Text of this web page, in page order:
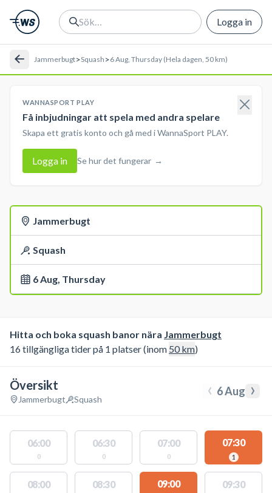
Logga in
Jammerbugt>Squash >6 Aug, Thursday (Hela dagen, 50 km)
WANNASPORT PLAY
Få inbjudningar att spela med andra spelare
Skapa ett gratis konto och gå med i WannaSport PLAY.
Logga in Se hur det fungerar →
Jammerbugt
Squash
6 Aug, Thursday
Hitta och boka squash banor nära Jammerbugt
16 tillgängliga tider på 1 platser (inom 50km)
Översikt
Jammerbugt Squash ‹ 6 Aug ›
06:00
0
06:30
0
07:00
0
07:30
1
08:00 08:30 09:00 09:30